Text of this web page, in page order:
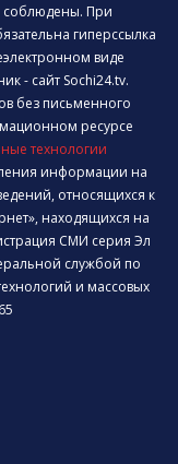
соблюдены. При
гиперссылка
виде
- сайт Sochi24.tv.
без письменного
ресурсе
технологии
информации на
относящихся к
находящихся на
СМИ серия Эл
службой по
и массовых